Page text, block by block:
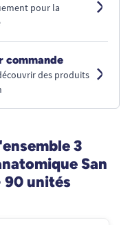
pour la
commande
des produits
3
San
90 unités